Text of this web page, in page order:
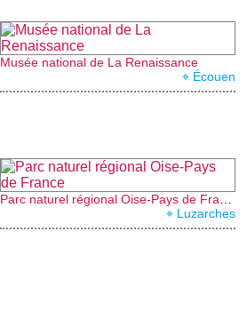
Musée national de La Renaissance
⌖ Écouen
⌖ Luzarches